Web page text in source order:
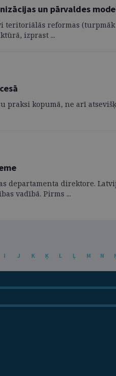
un pārvaldes
reformas
izprast ...
praksi kopumā, ne arī
departamenta direktore.
vadībā. Pirms ...
I J K Ķ L Ļ M N